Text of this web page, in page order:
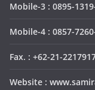
Mobile-3 : 0895-
Mobile-4 : 0857-
Fax. : +62-21-
Website :